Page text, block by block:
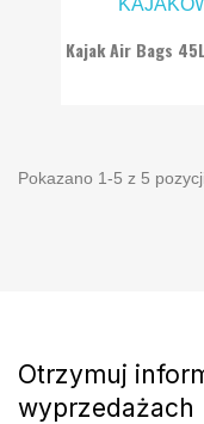
Kajak Air Bags
Pokazano 1-5 z 5 pozycji
Otrzymuj
wyprzedażach